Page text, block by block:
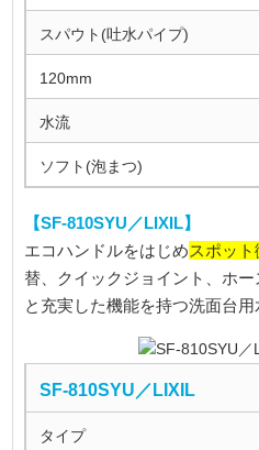
スパウト(吐水パイプ)
120mm
水流
ソフト(泡まつ)
【SF-810SYU／LIXIL】
エコハンドルをはじめスポッ
替、クイックジョイント、ホ
と充実した機能を持つ洗面台用
SF-810SYU／LIXIL
タイプ